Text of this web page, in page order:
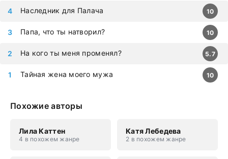
Тайная жена моего мужа 10
На кого ты меня променял? 5.7
Папа, что ты натворил? 10
Наследник для Палача 10
Похожие авторы
Лила Каттен
4 в похожем жанре
Катя Лебедева
2 в похожем жанре